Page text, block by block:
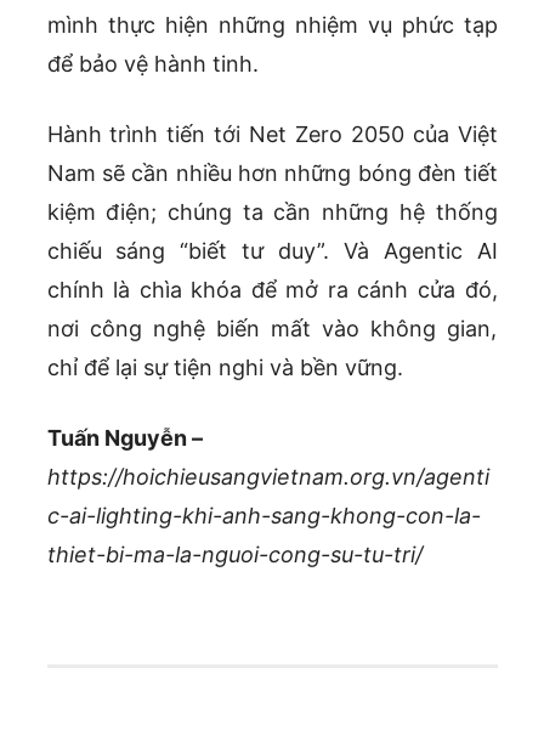
mình thực hiện những nhiệm vụ phức tạp
để bảo vệ hành tinh.
Hành trình tiến tới Net Zero 2050 của Việt
Nam sẽ cần nhiều hơn những bóng đèn tiết
kiệm điện; chúng ta cần những hệ thống
chiếu sáng “biết tư duy”. Và Agentic AI
chính là chìa khóa để mở ra cánh cửa đó,
nơi công nghệ biến mất vào không gian,
chỉ để lại sự tiện nghi và bền vững.
Tuấn Nguyễn –
https://hoichieusangvietnam.org.vn/agenti
c-ai-lighting-khi-anh-sang-khong-con-la-
thiet-bi-ma-la-nguoi-cong-su-tu-tri/